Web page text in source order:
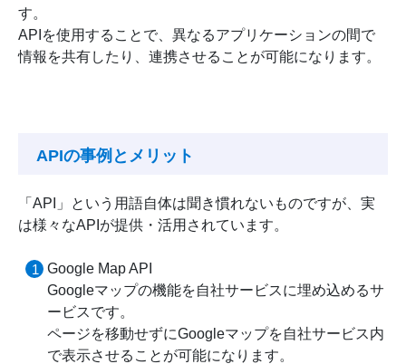
す。
APIを使用することで、異なるアプリケーションの間で
情報を共有したり、連携させることが可能になります。
APIの事例とメリット
「API」という用語自体は聞き慣れないものですが、実
は様々なAPIが提供・活用されています。
Google Map API
Googleマップの機能を自社サービスに埋め込めるサ
ービスです。
ページを移動せずにGoogleマップを自社サービス内
で表示させることが可能になります。